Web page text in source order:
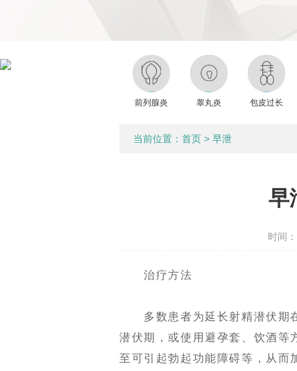
前列腺炎 睾丸炎 包皮过长
当前位置： 首页 > 早泄
早
时间
治疗方法
多数患者为延长射精潜伏期在
潜伏期，或使用避孕套、饮酒等
至可引起勃起功能障碍等，从而